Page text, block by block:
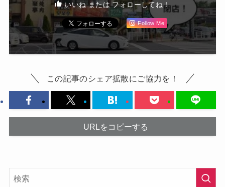
いいね または フォローしてね！
Follow Me
この記事のシェア拡散にご協力を！
URLをコピーする